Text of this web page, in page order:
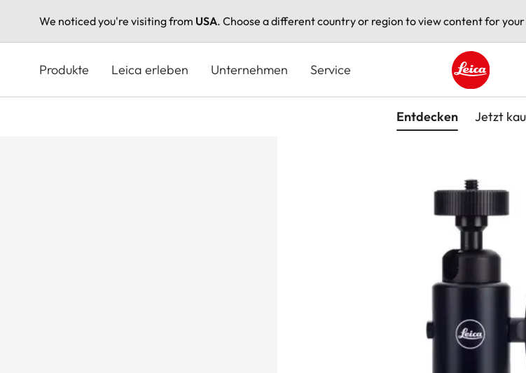
We noticed you're visiting from USA. Choose a different country or region to view content for
Produkte Leica erleben Unternehmen Service
Leica logo -
Entdecken Jetzt